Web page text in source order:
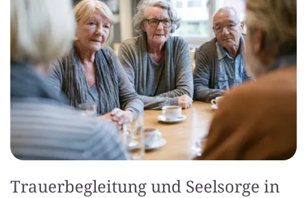
Trauerbegleitung und Seelsorge in